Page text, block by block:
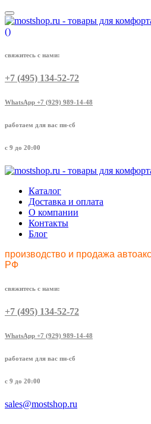
()
свяжитесь с нами:
+7 (495) 134-52-72
WhatsApp +7 (929) 989-14-48
работаем для вас пн-сб
с 9 до 20:00
Каталог
Доставка и оплата
О компании
Контакты
Блог
производство и продажа
РФ
свяжитесь с нами:
+7 (495) 134-52-72
WhatsApp +7 (929) 989-14-48
работаем для вас пн-сб
с 9 до 20:00
sales@mostshop.ru